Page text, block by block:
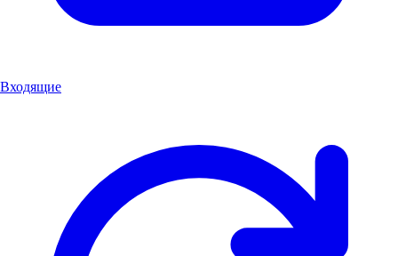
Входящие